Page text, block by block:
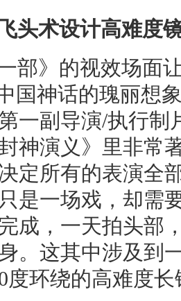
头术设计高难度
部》的视效场面
国神话的瑰丽想
一副导演/执行
神演义》里非常
定所有的表演全
是一场戏，却需
成，一天拍头部
。这其中涉及到
度环绕的高难度